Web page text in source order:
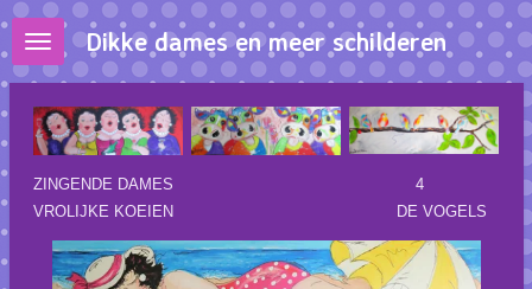
Ga
direct
naar
hoofdinhoud
Dikke dames en meer schilderen
ZINGENDE DAMES 4
VROLIJKE KOEIEN DE VOGELS